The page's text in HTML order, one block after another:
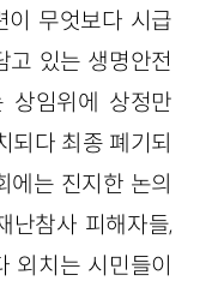
이 무엇보다 시급
고 있는 생명안전
상임위에 상정만
되다 최종 폐기되
에는 진지한 논의
난참사 피해자들,
외치는 시민들이